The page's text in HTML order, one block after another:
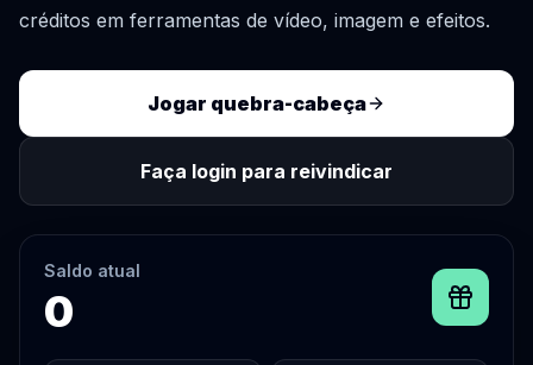
créditos em ferramentas de vídeo, imagem e efeitos.
Jogar quebra-cabeça
Faça login para reivindicar
Saldo atual
0